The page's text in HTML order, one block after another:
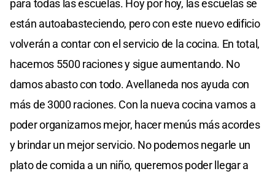
para todas las escuelas. Hoy por hoy, las escuelas se
están autoabasteciendo, pero con este nuevo edificio
volverán a contar con el servicio de la cocina. En total,
hacemos 5500 raciones y sigue aumentando. No
damos abasto con todo. Avellaneda nos ayuda con
más de 3000 raciones. Con la nueva cocina vamos a
poder organizarnos mejor, hacer menús más acordes
y brindar un mejor servicio. No podemos negarle un
plato de comida a un niño, queremos poder llegar a